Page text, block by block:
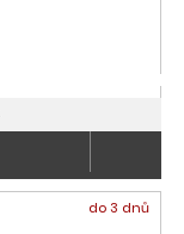
do 3 dnů